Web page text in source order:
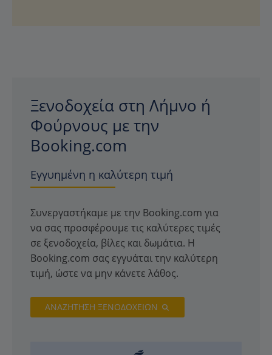
Ξενοδοχεία στη Λήμνο ή
Φούρνους με την
Booking.com
Εγγυημένη η καλύτερη τιμή
Συνεργαστήκαμε με την Booking.com για
να σας προσφέρουμε τις καλύτερες τιμές
σε ξενοδοχεία, βίλες και δωμάτια. Η
Booking.com σας εγγυάται την καλύτερη
τιμή, ώστε να μην κάνετε λάθος.
ΑΝΑΖΗΤΗΣΗ ΞΕΝΟΔΟΧΕΙΩΝ